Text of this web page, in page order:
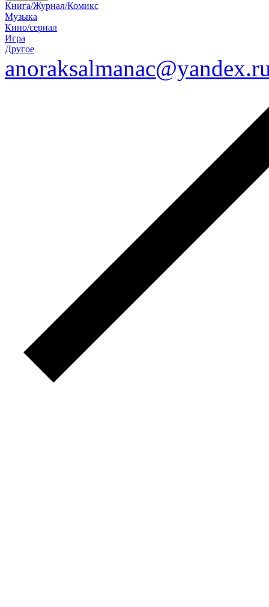
Книга/Журнал/Комикс
Музыка
Кино/сериал
Игра
Другое